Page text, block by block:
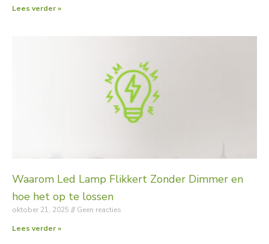
Lees verder »
Waarom Led Lamp Flikkert Zonder Dimmer en
hoe het op te lossen
oktober 21, 2025
Geen reacties
Lees verder »